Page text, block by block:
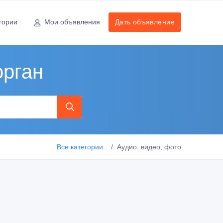
Мои объявления Дать объявление
Все категории Аудио, видео, фото